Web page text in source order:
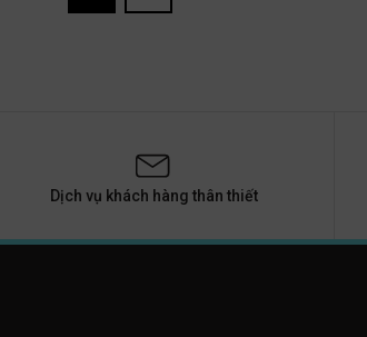
Dịch vụ khách hàng thân thiết